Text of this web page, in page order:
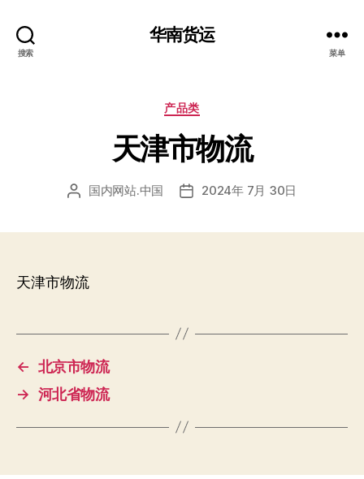
搜索
华南货运
菜单
分
产品类
天津市物流
文 国内网站.中国
发 2024年 7月 30日
天津市物流
← 北京市物流
→ 河北省物流